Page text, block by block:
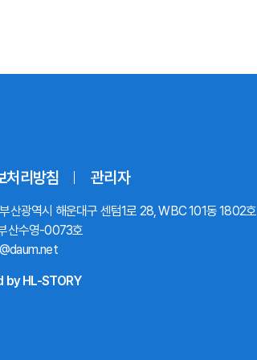
처리방침 관리자
부산광역시 해운대구 센텀1로 28, WBC 101동 1802호
산수영-0073호
byHL-STORY